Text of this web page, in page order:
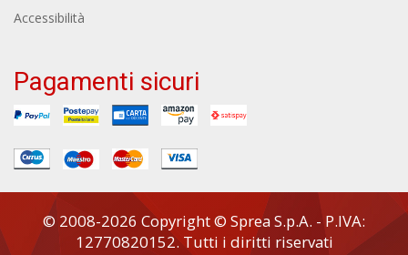
Accessibilità
Pagamenti sicuri
© 2008-2026 Copyright © Sprea S.p.A. - P.IVA:
12770820152. Tutti i diritti riservati